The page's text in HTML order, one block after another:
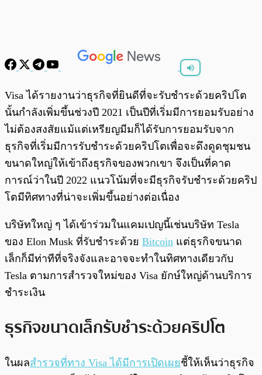
พร้อมเล่น 0:00 0:00
Visa ได้รายงานว่าธุรกิจที่ยินดีที่จะรับชำระด้วยคริปโต
นั้นกำลังเพิ่มขึ้นช่วงปี 2021 เป็นปีที่เริ่มมีการยอมรับอย่าง
ไม่ต้องสงสัยแม้แต่เหรียญมีมก็ได้รับการยอมรับจาก
ธุรกิจที่เริ่มมีการรับชำระด้วยคริปโตเพื่อจะดึงดูดชุมชน
ขนาดใหญ่ให้เข้าถึงธุรกิจของพวกเขา จึงเป็นที่คาด
การณ์ว่าในปี 2022 แนวโน้มที่จะมีธุรกิจรับชำระด้วยคริป
โตมีทิศทางที่น่าจะเพิ่มขึ้นอย่างต่อเนื่อง
บริษัทใหญ่ ๆ ได้เข้าร่วมในแคมเปญนี้เช่นบริษัท Tesla
ของ Elon Musk ที่รับชำระด้วย Bitcoin แต่ธุรกิจขนาด
เล็กก็มีท่าทีที่จริงจังและอาจจะทำในทิศทางเดียวกับ
Tesla ตามการสำรวจใหม่ของ Visa ยักษ์ใหญ่ด้านบริการ
ชำระเงิน
ธุรกิจขนาดเล็กรับชำระด้วยคริปโต
ในผลสำรวจที่ทาง Visa ได้มีการเปิดเผยชี้ให้เห็นว่าธุรกิจ